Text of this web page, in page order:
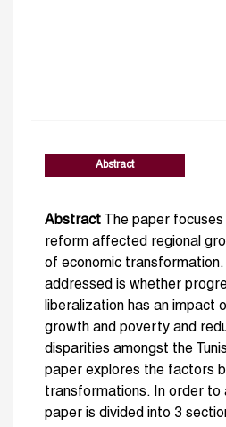
Abstract
Abstract The paper
reform affected regional
of economic transformation.
addressed is whether
liberalization has an impact
growth and poverty and
disparities amongst the
paper explores the factors
transformations. In order to
paper is divided into 3